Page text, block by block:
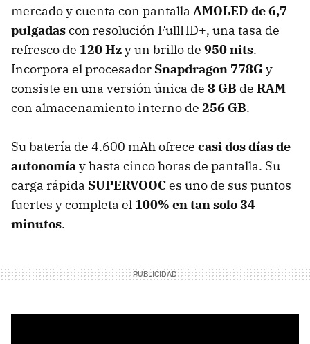
mercado y cuenta con pantalla AMOLED de 6,7
pulgadascon resolución FullHD+, una tasa de
refresco de 120 Hzy un brillo de 950 nits.
Incorpora el procesador Snapdragon 778Gy
consiste en una versión única de 8 GB de RAM
con almacenamiento interno de 256 GB.
Su batería de 4.600 mAh ofrece casi dos días de
autonomíay hasta cinco horas de pantalla. Su
carga rápida SUPERVOOCes uno de sus puntos
fuertes y completa el 100% en tan solo 34
minutos.